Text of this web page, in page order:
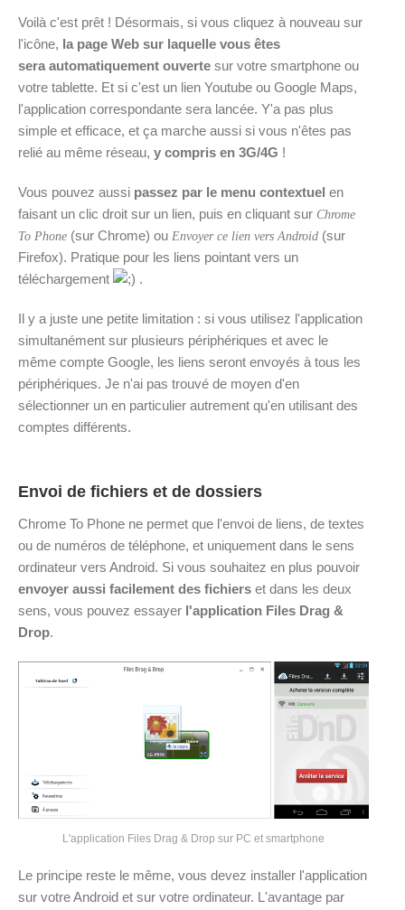
Voilà c'est prêt ! Désormais, si vous cliquez à nouveau sur
l'icône, la page Web sur laquelle vous êtes
sera automatiquement ouverte sur votre smartphone ou
votre tablette. Et si c'est un lien Youtube ou Google Maps,
l'application correspondante sera lancée. Y'a pas plus
simple et efficace, et ça marche aussi si vous n'êtes pas
relié au même réseau, y compris en 3G/4G !
Vous pouvez aussi passez par le menu contextuel en
faisant un clic droit sur un lien, puis en cliquant sur Chrome
To Phone (sur Chrome) ou Envoyer ce lien vers Android (sur
Firefox). Pratique pour les liens pointant vers un
téléchargement
.
Il y a juste une petite limitation : si vous utilisez l'application
simultanément sur plusieurs périphériques et avec le
même compte Google, les liens seront envoyés à tous les
périphériques. Je n'ai pas trouvé de moyen d'en
sélectionner un en particulier autrement qu'en utilisant des
comptes différents.
Envoi de fichiers et de dossiers
Chrome To Phone ne permet que l'envoi de liens, de textes
ou de numéros de téléphone, et uniquement dans le sens
ordinateur vers Android. Si vous souhaitez en plus pouvoir
envoyer aussi facilement des fichiers et dans les deux
sens, vous pouvez essayer l'application Files Drag &
Drop.
L'application Files Drag & Drop sur PC et smartphone
Le principe reste le même, vous devez installer l'application
sur votre Android et sur votre ordinateur. L'avantage par